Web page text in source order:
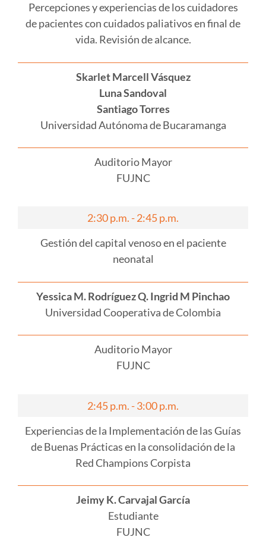
Percepciones y experiencias de los cuidadores
de pacientes con cuidados paliativos en final de
vida. Revisión de alcance.
Skarlet Marcell Vásquez
Luna Sandoval
Santiago Torres
Universidad Autónoma de Bucaramanga
Auditorio Mayor
FUJNC
2:30 p.m. - 2:45 p.m.
Gestión del capital venoso en el paciente
neonatal
Yessica M. Rodríguez Q. Ingrid M Pinchao
Universidad Cooperativa de Colombia
Auditorio Mayor
FUJNC
2:45 p.m. - 3:00 p.m.
Experiencias de la Implementación de las Guías
de Buenas Prácticas en la consolidación de la
Red Champions Corpista
Jeimy K. Carvajal García
Estudiante
FUJNC